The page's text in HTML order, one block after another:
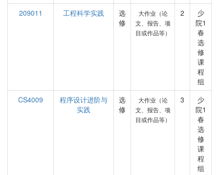
209011
工程科学实践
选
修
大作业（论
文、报告、项
目或作品等）
2
少
院1
春
选
修
课
程
组
CS4009
程序设计进阶与
实践
选
修
大作业（论
文、报告、项
目或作品等）
3
少
院1
春
选
修
课
程
组